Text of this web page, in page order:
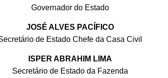
Governador do Estado
JOSÉ ALVES PACÍFICO
de Estado Chefe da Casa Civil
ISPER ABRAHIM LIMA
Secretário de Estado da Fazenda